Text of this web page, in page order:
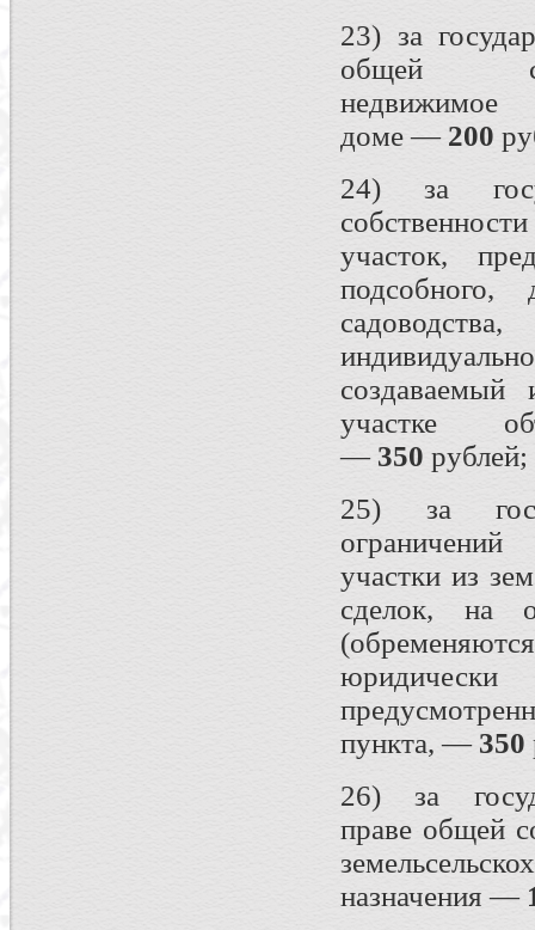
23) за
общей
доме — 200
24) за
участок,
подсобного,
участке
— 350 рублей;
25) за
участки из
сделок, на
пункта, — 350
26) за
праве общей
назначения —